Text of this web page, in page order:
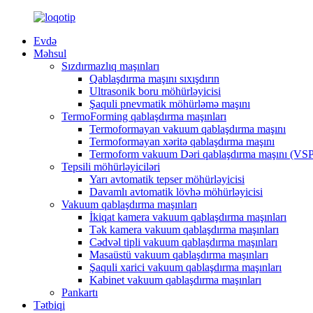
Evdə
Məhsul
Sızdırmazlıq maşınları
Qablaşdırma maşını sıxışdırın
Ultrasonik boru möhürləyicisi
Şaquli pnevmatik möhürləmə maşını
TermoForming qablaşdırma maşınları
Termoformayan vakuum qablaşdırma maşını
Termoformayan xəritə qablaşdırma maşını
Termoform vakuum Dəri qablaşdırma maşını
Tepsili möhürləyiciləri
Yarı avtomatik tepser möhürləyicisi
Davamlı avtomatik lövhə möhürləyicisi
Vakuum qablaşdırma maşınları
İkiqat kamera vakuum qablaşdırma maşınları
Tək kamera vakuum qablaşdırma maşınları
Cədvəl tipli vakuum qablaşdırma maşınları
Masaüstü vakuum qablaşdırma maşınları
Şaquli xarici vakuum qablaşdırma maşınları
Kabinet vakuum qablaşdırma maşınları
Pankartı
Tətbiqi